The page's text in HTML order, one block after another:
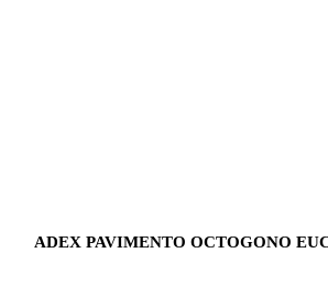
ADEX PAVIMENTO OCTOGONO